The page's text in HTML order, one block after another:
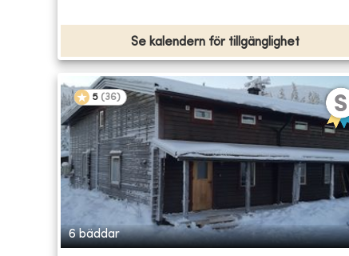
Se kalendern för tillgänglighet
5 (36)
6 bäddar